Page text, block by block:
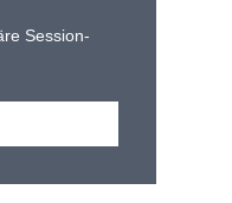
Session-